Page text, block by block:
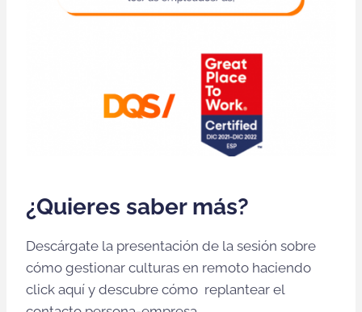
¿Quieres saber más?
Descárgate la presentación de la sesión sobre
cómo gestionar culturas en remoto haciendo
click aquí y descubre cómo replantear el